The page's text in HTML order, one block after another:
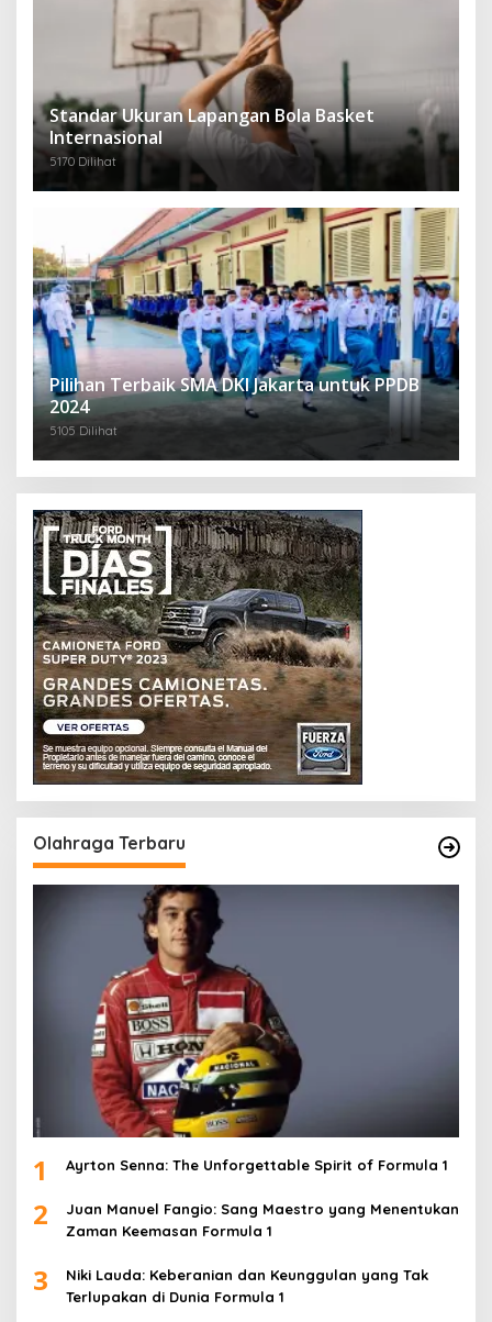
Standar Ukuran Lapangan Bola Basket
Internasional
5170 Dilihat
Pilihan Terbaik SMA DKI Jakarta untuk PPDB
2024
5105 Dilihat
Olahraga Terbaru
1 Ayrton Senna: The Unforgettable Spirit of Formula 1
2
Juan Manuel Fangio: Sang Maestro yang Menentukan
Zaman Keemasan Formula 1
3
Niki Lauda: Keberanian dan Keunggulan yang Tak
Terlupakan di Dunia Formula 1